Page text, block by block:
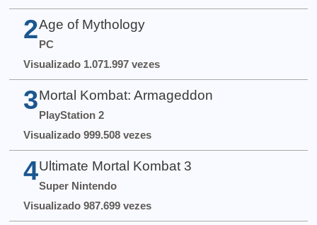
2 Age of Mythology
PC
Visualizado 1.071.997 vezes
3 Mortal Kombat: Armageddon
PlayStation 2
Visualizado 999.508 vezes
4 Ultimate Mortal Kombat 3
Super Nintendo
Visualizado 987.699 vezes